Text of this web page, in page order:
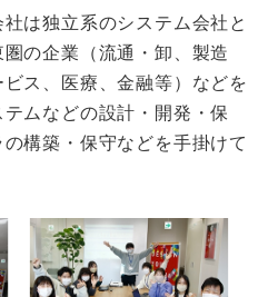
は独立系のシステム会社と
の企業（流通・卸、製造
ス、医療、金融等）などを
ムなどの設計・開発・保
構築・保守などを手掛けて